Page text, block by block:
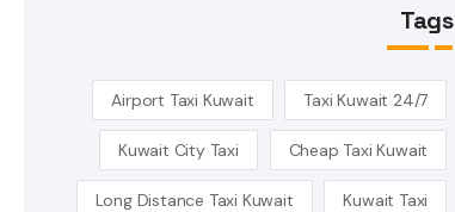
Tags
24/7 Taxi Kuwait
Airport Taxi Kuwait
Cheap Taxi Kuwait
Kuwait City Taxi
Kuwait Taxi
Long Distance Taxi Kuwait